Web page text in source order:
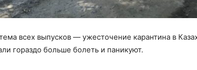
всех выпусков — ужесточение карантина в
гораздо больше болеть и паникуют.